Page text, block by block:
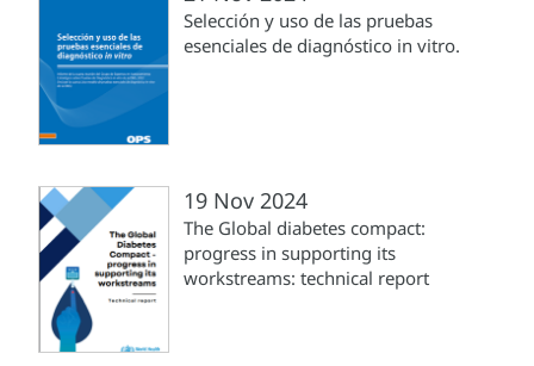
Selección y uso de las pruebas
esenciales de diagnóstico in vitro.
19 Nov 2024
The Global diabetes compact:
progress in supporting its
workstreams: technical report